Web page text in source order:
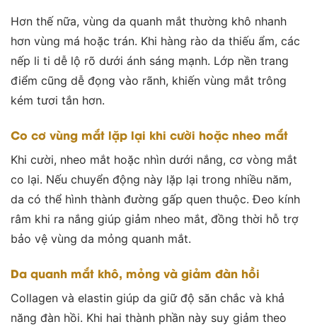
Hơn thế nữa, vùng da quanh mắt thường khô nhanh
hơn vùng má hoặc trán. Khi hàng rào da thiếu ẩm, các
nếp li ti dễ lộ rõ dưới ánh sáng mạnh. Lớp nền trang
điểm cũng dễ đọng vào rãnh, khiến vùng mắt trông
kém tươi tắn hơn.
Co cơ vùng mắt lặp lại khi cười hoặc nheo mắt
Khi cười, nheo mắt hoặc nhìn dưới nắng, cơ vòng mắt
co lại. Nếu chuyển động này lặp lại trong nhiều năm,
da có thể hình thành đường gấp quen thuộc. Đeo kính
râm khi ra nắng giúp giảm nheo mắt, đồng thời hỗ trợ
bảo vệ vùng da mỏng quanh mắt.
Da quanh mắt khô, mỏng và giảm đàn hồi
Collagen và elastin giúp da giữ độ săn chắc và khả
năng đàn hồi. Khi hai thành phần này suy giảm theo